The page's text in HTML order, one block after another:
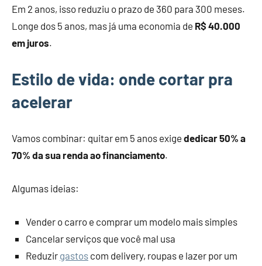
Em 2 anos, isso reduziu o prazo de 360 para 300 meses.
Longe dos 5 anos, mas já uma economia de R$ 40.000
em juros.
Estilo de vida: onde cortar pra
acelerar
Vamos combinar: quitar em 5 anos exige dedicar 50% a
70% da sua renda ao financiamento.
Algumas ideias:
Vender o carro e comprar um modelo mais simples
Cancelar serviços que você mal usa
Reduzir gastos com delivery, roupas e lazer por um